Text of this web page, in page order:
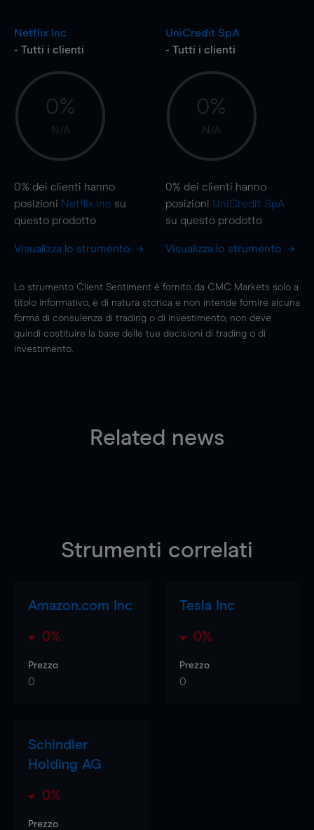
Netflix Inc
- Tutti i clienti
0%
N/A
0% dei clienti hanno
posizioni Netflix Inc su
questo prodotto
Visualizza lo strumento
UniCredit SpA
- Tutti i clienti
0%
N/A
0% dei clienti hanno
posizioni UniCredit SpA
su questo prodotto
Visualizza lo strumento
Lo strumento Client Sentiment è fornito da CMC Markets solo a
titolo informativo, è di natura storica e non intende fornire alcuna
forma di consulenza di trading o di investimento; non deve
quindi costituire la base delle tue decisioni di trading o di
investimento.
Related news
Strumenti correlati
Amazon.com Inc
0%
Prezzo
0
Tesla Inc
0%
Prezzo
0
Schindler
Holding AG
0%
Prezzo